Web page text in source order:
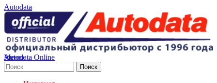
Autodata
Autodata Online
Меню
Поиск